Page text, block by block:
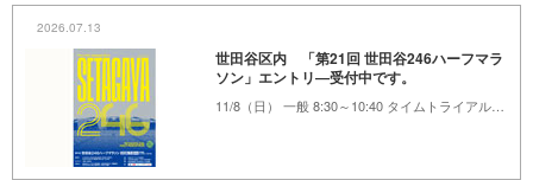
2026.07.13
世田谷区内 「第21回 世田谷246ハーフマラ
ソン」エントリ―受付中です。